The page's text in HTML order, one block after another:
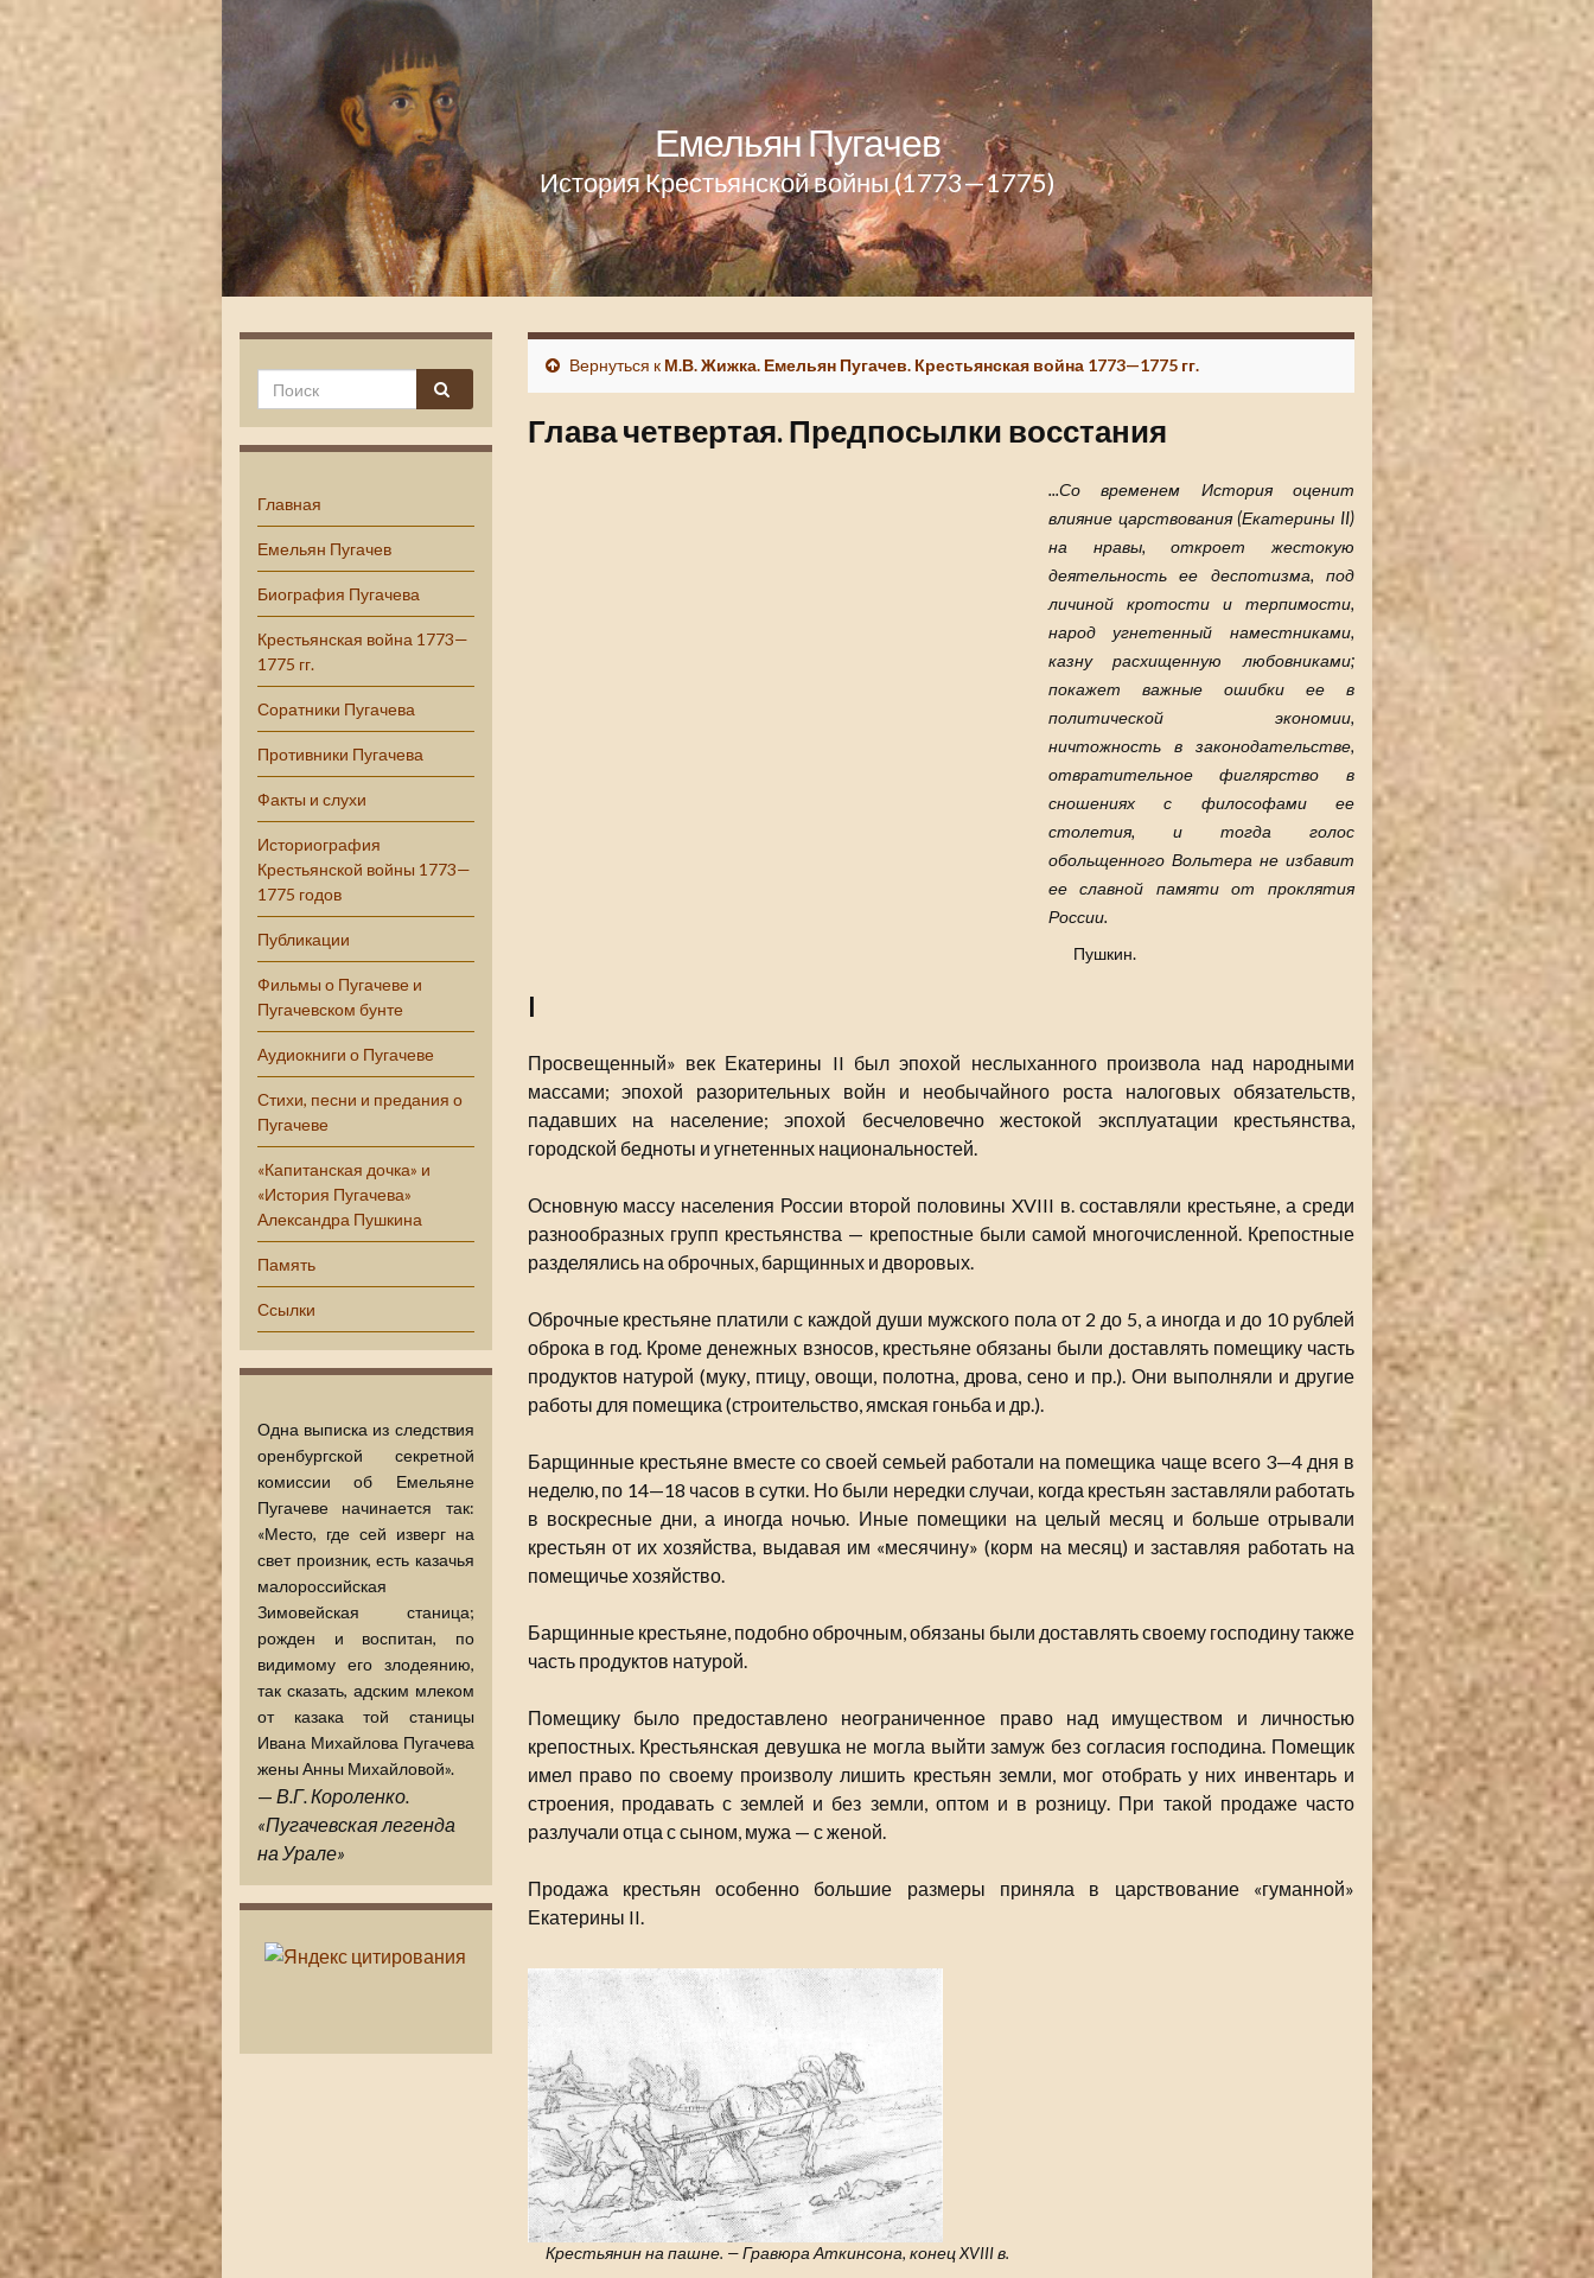
Емельян Пугачев
История Крестьянской войны (1773—1775)
Главная
Емельян Пугачев
Биография Пугачева
Крестьянская война 1773—
1775 гг.
Соратники Пугачева
Противники Пугачева
Факты и слухи
Историография
Крестьянской войны 1773—
1775 годов
Публикации
Фильмы о Пугачеве и
Пугачевском бунте
Аудиокниги о Пугачеве
Стихи, песни и предания о
Пугачеве
«Капитанская дочка» и
«История Пугачева»
Александра Пушкина
Память
Ссылки
Одна выписка из следствия
оренбургской секретной
комиссии об Емельяне
Пугачеве начинается так:
«Место, где сей изверг на
свет произник, есть казачья
малороссийская
Зимовейская станица;
рожден и воспитан, по
видимому его злодеянию,
так сказать, адским млеком
от казака той станицы
Ивана Михайлова Пугачева
жены Анны Михайловой».
— В.Г. Короленко.
«Пугачевская легенда
на Урале»
Вернуться к М.В. Жижка. Емельян Пугачев. Крестьянская война 1773—1775 гг.
Глава четвертая. Предпосылки восстания
...Со временем История оценит
влияние царствования (Екатерины II)
на нравы, откроет жестокую
деятельность ее деспотизма, под
личиной кротости и терпимости,
народ угнетенный наместниками,
казну расхищенную любовниками;
покажет важные ошибки ее в
политической экономии,
ничтожность в законодательстве,
отвратительное фиглярство в
сношениях с философами ее
столетия, и тогда голос
обольщенного Вольтера не избавит
ее славной памяти от проклятия
России.
Пушкин.
I
Просвещенный» век Екатерины II был эпохой неслыханного произвола над народными
массами; эпохой разорительных войн и необычайного роста налоговых обязательств,
падавших на население; эпохой бесчеловечно жестокой эксплуатации крестьянства,
городской бедноты и угнетенных национальностей.
Основную массу населения России второй половины XVIII в. составляли крестьяне, а среди
разнообразных групп крестьянства — крепостные были самой многочисленной. Крепостные
разделялись на оброчных, барщинных и дворовых.
Оброчные крестьяне платили с каждой души мужского пола от 2 до 5, а иногда и до 10 рублей
оброка в год. Кроме денежных взносов, крестьяне обязаны были доставлять помещику часть
продуктов натурой (муку, птицу, овощи, полотна, дрова, сено и пр.). Они выполняли и другие
работы для помещика (строительство, ямская гоньба и др.).
Барщинные крестьяне вместе со своей семьей работали на помещика чаще всего 3—4 дня в
неделю, по 14—18 часов в сутки. Но были нередки случаи, когда крестьян заставляли работать
в воскресные дни, а иногда ночью. Иные помещики на целый месяц и больше отрывали
крестьян от их хозяйства, выдавая им «месячину» (корм на месяц) и заставляя работать на
помещичье хозяйство.
Барщинные крестьяне, подобно оброчным, обязаны были доставлять своему господину также
часть продуктов натурой.
Помещику было предоставлено неограниченное право над имуществом и личностью
крепостных. Крестьянская девушка не могла выйти замуж без согласия господина. Помещик
имел право по своему произволу лишить крестьян земли, мог отобрать у них инвентарь и
строения, продавать с землей и без земли, оптом и в розницу. При такой продаже часто
разлучали отца с сыном, мужа — с женой.
Продажа крестьян особенно большие размеры приняла в царствование «гуманной»
Екатерины II.
Крестьянин на пашне. — Гравюра Аткинсона, конец XVIII в.